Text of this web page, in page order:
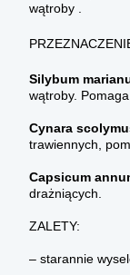
wątroby .
Silybum
wątroby.
Cynara
trawiennych,
Capsicum
drażniących.
ZALETY:
– starannie